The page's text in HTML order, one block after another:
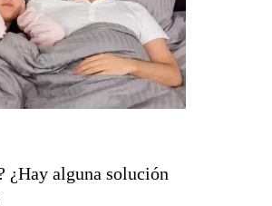
¿Hay alguna solución